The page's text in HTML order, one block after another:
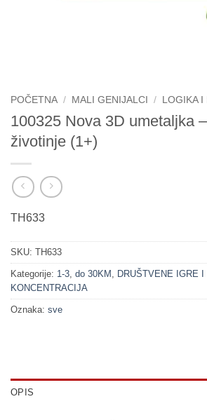
POČETNA / MALI GENIJALCI / LOGIKA
100325 Nova 3D umetaljka
životinje (1+)
TH633
SKU: TH633
Kategorije: 1-3, do 30KM , DRUŠTVENE IGRE I
KONCENTRACIJA
Oznaka: sve
OPIS